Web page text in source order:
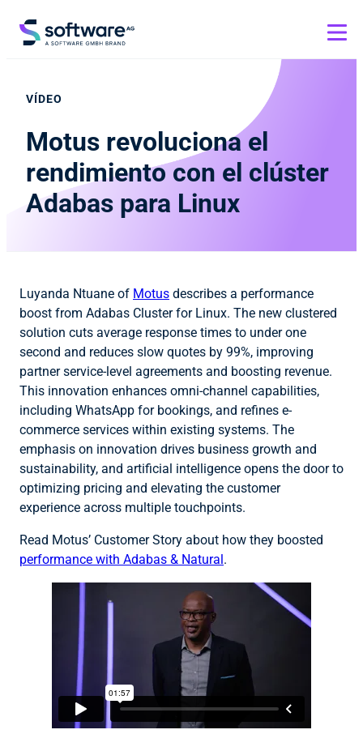
VÍDEO
Motus revoluciona el
rendimiento con el clúster
Adabas para Linux
Luyanda Ntuane of Motus describes a performance
boost from Adabas Cluster for Linux. The new clustered
solution cuts average response times to under one
second and reduces slow quotes by 99%, improving
partner service-level agreements and boosting revenue.
This innovation enhances omni-channel capabilities,
including WhatsApp for bookings, and refines e-
commerce services within existing systems. The
emphasis on innovation drives business growth and
sustainability, and artificial intelligence opens the door to
optimizing pricing and elevating the customer
experience across multiple touchpoints.
Read Motus’ Customer Story about how they boosted
performance with Adabas & Natural.